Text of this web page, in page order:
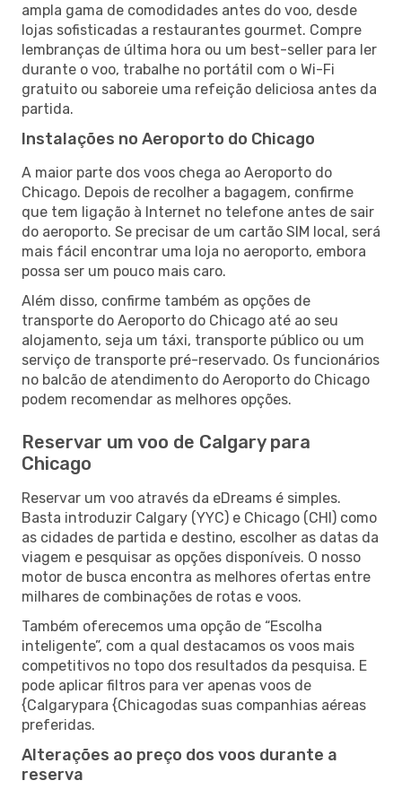
ampla gama de comodidades antes do voo, desde
lojas sofisticadas a restaurantes gourmet. Compre
lembranças de última hora ou um best-seller para ler
durante o voo, trabalhe no portátil com o Wi-Fi
gratuito ou saboreie uma refeição deliciosa antes da
partida.
Instalações no Aeroporto do Chicago
A maior parte dos voos chega ao Aeroporto do
Chicago. Depois de recolher a bagagem, confirme
que tem ligação à Internet no telefone antes de sair
do aeroporto. Se precisar de um cartão SIM local, será
mais fácil encontrar uma loja no aeroporto, embora
possa ser um pouco mais caro.
Além disso, confirme também as opções de
transporte do Aeroporto do Chicago até ao seu
alojamento, seja um táxi, transporte público ou um
serviço de transporte pré-reservado. Os funcionários
no balcão de atendimento do Aeroporto do Chicago
podem recomendar as melhores opções.
Reservar um voo de Calgary para
Chicago
Reservar um voo através da eDreams é simples.
Basta introduzir Calgary (YYC) e Chicago (CHI) como
as cidades de partida e destino, escolher as datas da
viagem e pesquisar as opções disponíveis. O nosso
motor de busca encontra as melhores ofertas entre
milhares de combinações de rotas e voos.
Também oferecemos uma opção de “Escolha
inteligente”, com a qual destacamos os voos mais
competitivos no topo dos resultados da pesquisa. E
pode aplicar filtros para ver apenas voos de
{Calgarypara {Chicagodas suas companhias aéreas
preferidas.
Alterações ao preço dos voos durante a
reserva